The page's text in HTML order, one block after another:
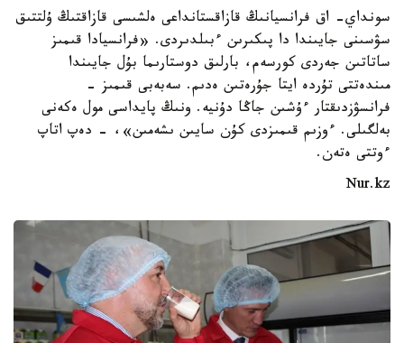
سونداي- اق فرانسيانىڭ قازاقستانداعى ەلشىسى قازاقتىڭ ۇلتتىق
سۋسىنى جايىندا دا پىكىرىن ءبىلدىردى. «فرانسيادا قىمىز
ساتاتىن جەردى كورسەم، بارلىق دوستارىما بۇل جايىندا
مىندەتتى تۇردە ايتا جۇرەتىن ەدىم. سەبەبى قىمىز -
فرانسۋزدىقتار ءۇشىن جاڭا دۇنيە. ونىڭ پايداسى مول ەكەنى
بەلگىلى. ءوزىم قىمىزدى كۇن سايىن ىشەمىن»، - دەپ اتاپ
ءوتتى ەتەن.
Nur.kz